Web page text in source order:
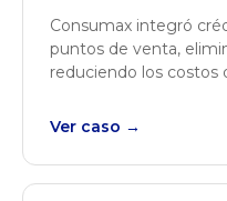
Consumax integró
puntos de venta,
reduciendo los costos
Ver caso →